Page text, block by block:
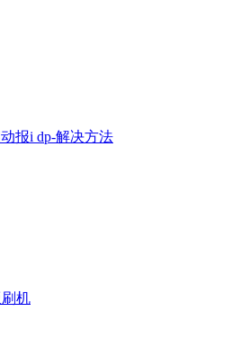
报i dp-解决方法
机